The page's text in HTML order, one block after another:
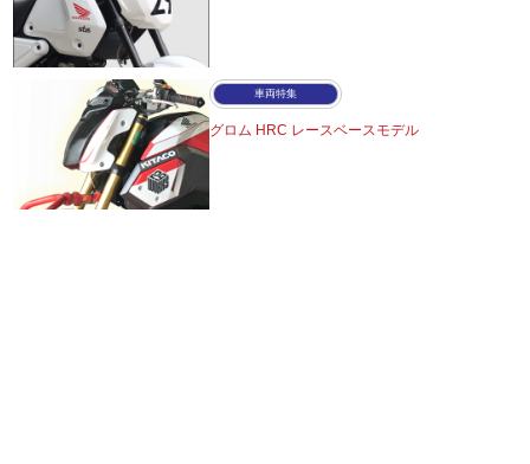
車両特集
グロム HRC レースベースモデル